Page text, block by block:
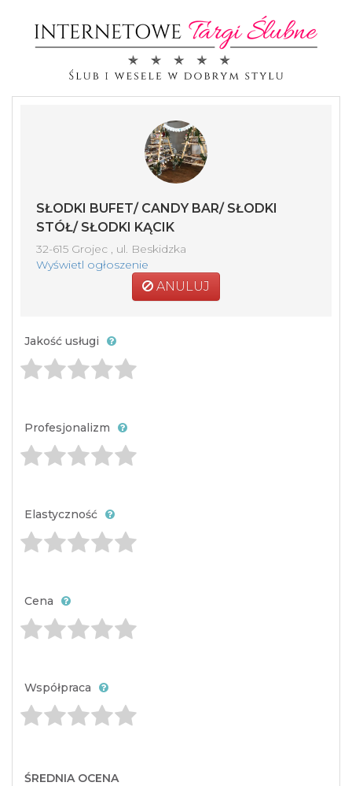
SŁODKI BUFET/ CANDY BAR/ SŁODKI
STÓŁ/ SŁODKI KĄCIK
32-615 Grojec , ul. Beskidzka
Wyświetl ogłoszenie
ANULUJ
Jakość usługi
Profesjonalizm
Elastyczność
Cena
Współpraca
ŚREDNIA OCENA